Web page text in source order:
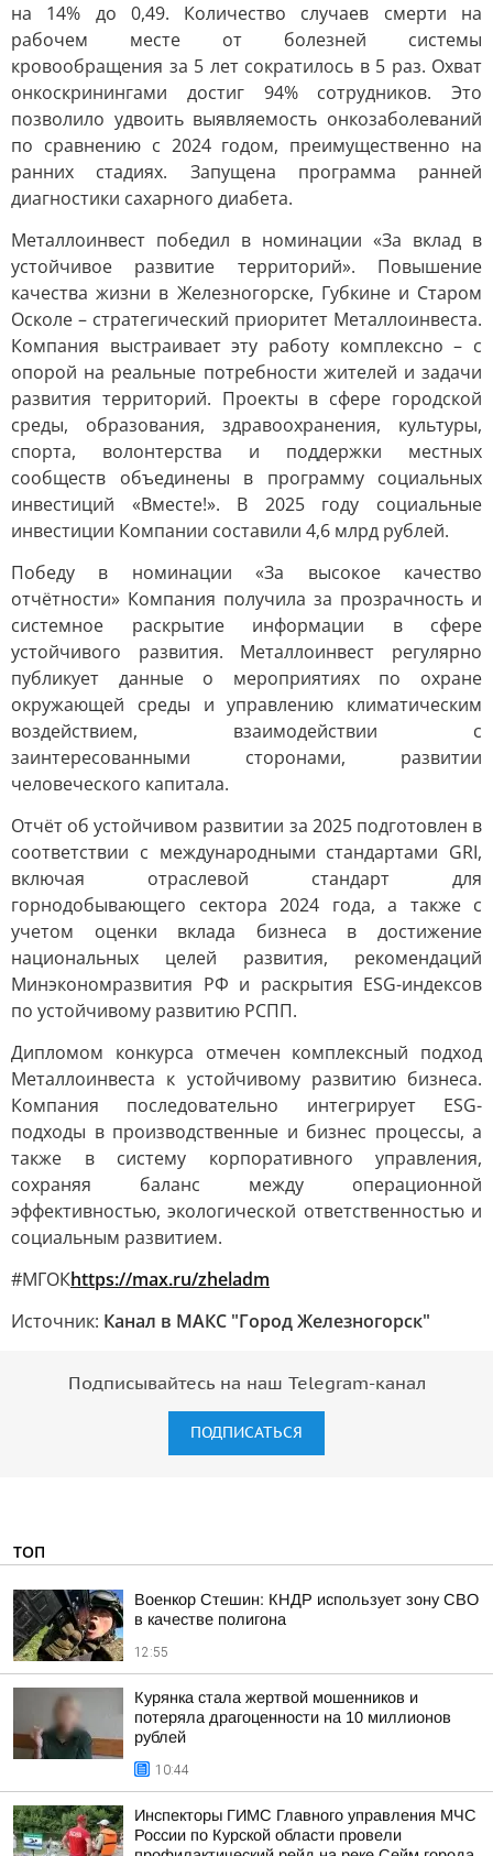
на 14% до 0,49. Количество случаев смерти на
рабочем месте от болезней системы
кровообращения за 5 лет сократилось в 5 раз. Охват
онкоскринингами достиг 94% сотрудников. Это
позволило удвоить выявляемость онкозаболеваний
по сравнению с 2024 годом, преимущественно на
ранних стадиях. Запущена программа ранней
диагностики сахарного диабета.
Металлоинвест победил в номинации «За вклад в
устойчивое развитие территорий». Повышение
качества жизни в Железногорске, Губкине и Старом
Осколе – стратегический приоритет Металлоинвеста.
Компания выстраивает эту работу комплексно – с
опорой на реальные потребности жителей и задачи
развития территорий. Проекты в сфере городской
среды, образования, здравоохранения, культуры,
спорта, волонтерства и поддержки местных
сообществ объединены в программу социальных
инвестиций «Вместе!». В 2025 году социальные
инвестиции Компании составили 4,6 млрд рублей.
Победу в номинации «За высокое качество
отчётности» Компания получила за прозрачность и
системное раскрытие информации в сфере
устойчивого развития. Металлоинвест регулярно
публикует данные о мероприятиях по охране
окружающей среды и управлению климатическим
воздействием, взаимодействии с
заинтересованными сторонами, развитии
человеческого капитала.
Отчёт об устойчивом развитии за 2025 подготовлен в
соответствии с международными стандартами GRI,
включая отраслевой стандарт для
горнодобывающего сектора 2024 года, а также с
учетом оценки вклада бизнеса в достижение
национальных целей развития, рекомендаций
Минэкономразвития РФ и раскрытия ESG-индексов
по устойчивому развитию РСПП.
Дипломом конкурса отмечен комплексный подход
Металлоинвеста к устойчивому развитию бизнеса.
Компания последовательно интегрирует ESG-
подходы в производственные и бизнес процессы, а
также в систему корпоративного управления,
сохраняя баланс между операционной
эффективностью, экологической ответственностью и
социальным развитием.
#МГОКhttps://max.ru/zheladm
Источник: Канал в МАКС "Город Железногорск"
Подписывайтесь на наш Telegram-канал
ПОДПИСАТЬСЯ
ТОП
Военкор Стешин: КНДР использует зону СВО
в качестве полигона
12:55
Курянка стала жертвой мошенников и
потеряла драгоценности на 10 миллионов
рублей
10:44
Инспекторы ГИМС Главного управления МЧС
России по Курской области провели